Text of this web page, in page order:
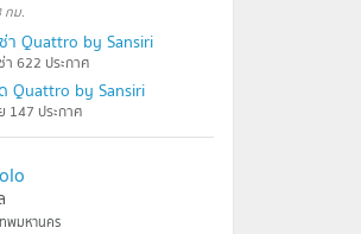
กม.
ช่า Quattro by Sansiri
า 622 ประกาศ
Quattro by Sansiri
147 ประกาศ
พมหานคร